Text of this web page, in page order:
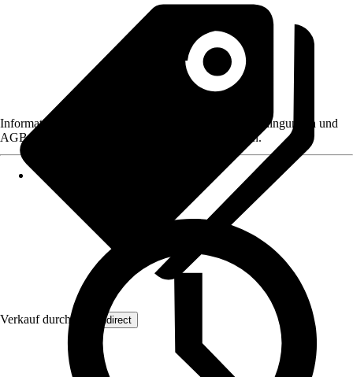
Verkauf durch: Wohndirect
Informationen des Verkäufers, wie z. B. Rückgabebedingungen und
AGB, finden Sie bei Klick auf den Verkäufernamen.